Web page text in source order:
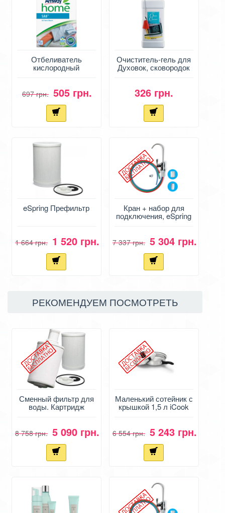
Отбеливатель
кислородный
универсальный от
697 грн. 505 грн.
Очиститель-гель для
Духовок, сковородок
от Амвей - Oven
326 грн.
eSpring Префильтр
1 664 грн. 1 520 грн.
Кран + набор для
подключения, eSpring
7 337 грн. 5 304 грн.
РЕКОМЕНДУЕМ ПОСМОТРЕТЬ
Сменный фильтр для
воды. Картридж
Амвей - eSpring
8 758 грн. 5 090 грн.
Маленький сотейник с
крышкой 1,5 л iCook
6 554 грн. 5 243 грн.